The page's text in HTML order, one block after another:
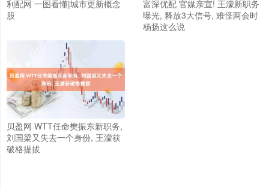
利配网 一图看懂|城市更新概念
股
富深优配 官媒亲宣! 王濛新职务
曝光, 释放3大信号, 难怪两会时
杨扬这么说
贝盈网 WTT任命樊振东新职务,
刘国梁又失去一个身份, 王濛获
破格提拔